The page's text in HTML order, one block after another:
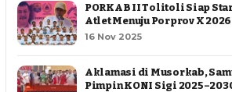
PORKAB II Tolitoli Siap
Atlet Menuju Porprov X
16 Nov 2025
Aklamasi di Musorkab,
Pimpin KONI Sigi